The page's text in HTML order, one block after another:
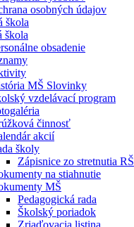
osobných údajov
škola
škola
obsadenie
MŠ Slovinky
vzdelávací program
činnosť
akcií
školy
Zápisnice zo stretnutia RŠ
na stiahnutie
MŠ
Pedagogická rada
Školský poriadok
Zriaďovacia listina